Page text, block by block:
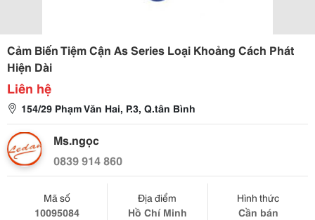
Cảm Biến Tiệm Cận As Series Loại Khoảng Cách Phát
Hiện Dài
Liên hệ
154/29 Phạm Văn Hai, P.3, Q.tân Bình
Ms.ngọc
0839 914 860
Mã số
10095084
Địa điểm
Hồ Chí Minh
Hình thức
Cần bán